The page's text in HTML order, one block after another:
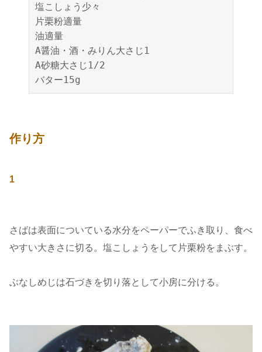
塩こしょう少々
片栗粉適量
油適量
A醤油・酒・みりん大さじ1
A砂糖大さじ1/2
バター15g
作り方
1
さばは表面についている水分をペーパーでふき取り、食べ
やすい大きさに切る。塩こしょうをして片栗粉をまぶす。
ぶなしめじは石づきを切り落として小房に分ける。